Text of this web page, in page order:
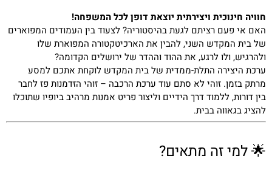
חוויה חינוכית ויצירתית יוצאת דופן לכל המשפחה!
האם אי פעם רציתם לגעת בהיסטוריה? לצעוד בין העמודים המפוארים
של בית המקדש השני, להבין את הארכיטקטורה המפוארת שלו
ולהרגיש, ולו לרגע, את ההוד וההדר של ירושלים הקדומה?
ערכת היצירה התלת-ממדית של בית המקדש לוקחת אתכם למסע
מרתק בזמן. זוהי לא סתם עוד ערכת הרכבה – זוהי הזדמנות פז לחבר
בין דורות, ללמוד דרך הידיים וליצור פריט אמנות מרהיב ביופיו שתוכלו
להציג בגאווה בבית.
🌟 למי זה מתאים?